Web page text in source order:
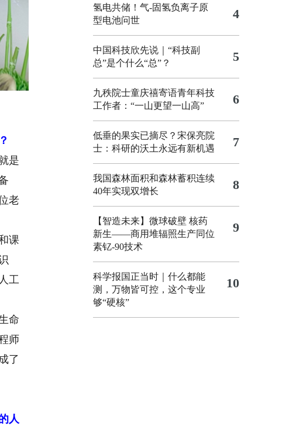
是
老
课
工
命
师
了
人
氢电共储！气-固氢负离子原
型电池问世
4
中国科技欣先说｜“科技副
总”是个什么“总”？
5
九秩院士童庆禧寄语青年科技
工作者：“一山更望一山高”
6
低垂的果实已摘尽？宋保亮院
士：科研的沃土永远有新机遇
7
我国森林面积和森林蓄积连续
40年实现双增长
8
【智造未来】微球破壁 核药
新生——商用堆辐照生产同位
素钇-90技术
9
科学报国正当时｜什么都能
测，万物皆可控，这个专业
够“硬核”
10